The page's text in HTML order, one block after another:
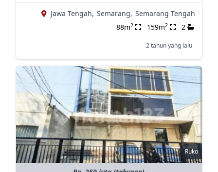
Jawa Tengah, Semarang, Semarang Tengah
88m2 159m2 2
2 tahun yang lalu
Ruko